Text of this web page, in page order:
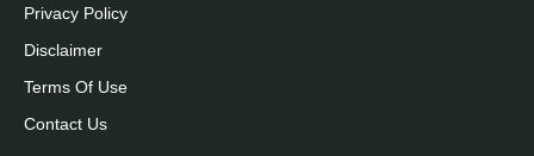
Privacy Policy
Disclaimer
Terms Of Use
Contact Us